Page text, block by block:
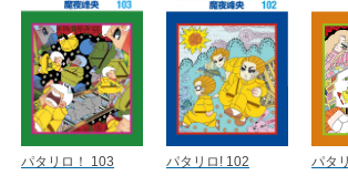
パタリロ！ 103 パタリロ! 102 パタ